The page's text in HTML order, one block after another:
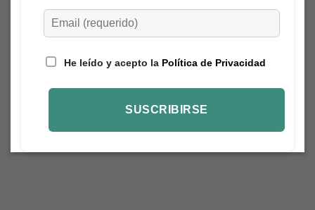
He leído y acepto la Política de Privacidad